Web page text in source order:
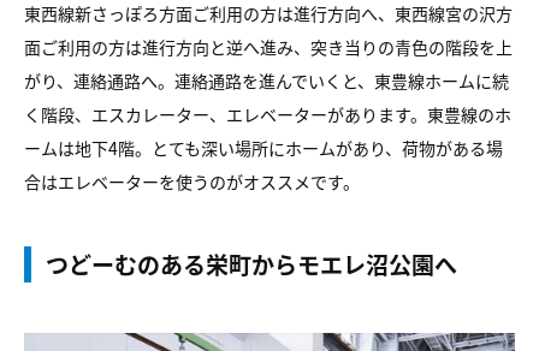
東西線新さっぽろ方面ご利用の方は進行方向へ、東西線宮の沢方
面ご利用の方は進行方向と逆へ進み、突き当りの青色の階段を上
がり、連絡通路へ。連絡通路を進んでいくと、東豊線ホームに続
く階段、エスカレーター、エレベーターがあります。東豊線のホ
ームは地下4階。とても深い場所にホームがあり、荷物がある場
合はエレベーターを使うのがオススメです。
つどーむのある栄町からモエレ沼公園へ